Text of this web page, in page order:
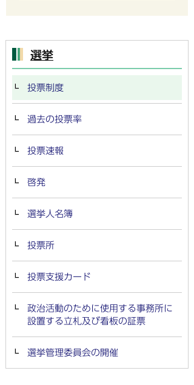
選挙
投票制度
過去の投票率
投票速報
啓発
選挙人名簿
投票所
投票支援カード
政治活動のために使用する事務所に
設置する立札及び看板の証票
選挙管理委員会の開催